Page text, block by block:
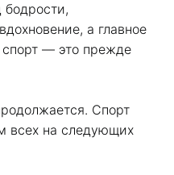
бодрости,
а главное
— это прежде
Спорт
всех на следующих